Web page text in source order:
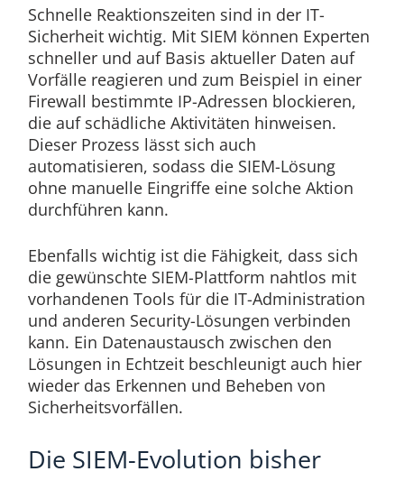
Schnelle Reaktionszeiten sind in der IT-
Sicherheit wichtig. Mit SIEM können Experten
schneller und auf Basis aktueller Daten auf
Vorfälle reagieren und zum Beispiel in einer
Firewall bestimmte IP-Adressen blockieren,
die auf schädliche Aktivitäten hinweisen.
Dieser Prozess lässt sich auch
automatisieren, sodass die SIEM-Lösung
ohne manuelle Eingriffe eine solche Aktion
durchführen kann.
Ebenfalls wichtig ist die Fähigkeit, dass sich
die gewünschte SIEM-Plattform nahtlos mit
vorhandenen Tools für die IT-Administration
und anderen Security-Lösungen verbinden
kann. Ein Datenaustausch zwischen den
Lösungen in Echtzeit beschleunigt auch hier
wieder das Erkennen und Beheben von
Sicherheitsvorfällen.
Die SIEM-Evolution bisher